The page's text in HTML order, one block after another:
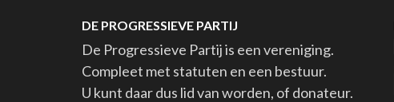
DE PROGRESSIEVE PARTIJ
De Progressieve Partij is een vereniging.
Compleet met statuten en een bestuur.
U kunt daar dus lid van worden, of donateur.